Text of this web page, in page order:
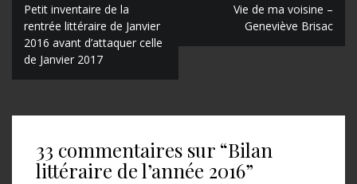
N
g
Petit inventaire de la
rentrée littéraire de Janvier
2016 avant d’attaquer celle
de Janvier 2017
Vie de ma voisine –
Geneviève Brisac
33 commentaires sur “Bilan
littéraire de l’année 2016”